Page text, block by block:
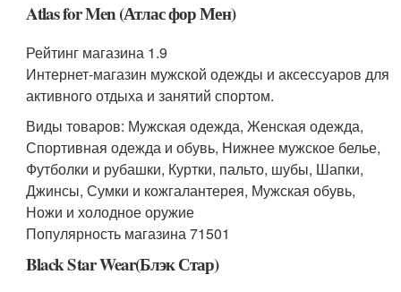
Atlas for Men (Атлас фор Мен)
Рейтинг магазина 1.9
Интернет-магазин мужской одежды и аксессуаров для
активного отдыха и занятий спортом.
Виды товаров: Мужская одежда, Женская одежда,
Спортивная одежда и обувь, Нижнее мужское белье,
Футболки и рубашки, Куртки, пальто, шубы, Шапки,
Джинсы, Сумки и кожгалантерея, Мужская обувь,
Ножи и холодное оружие
Популярность магазина 71501
Black Star Wear(Блэк Стар)